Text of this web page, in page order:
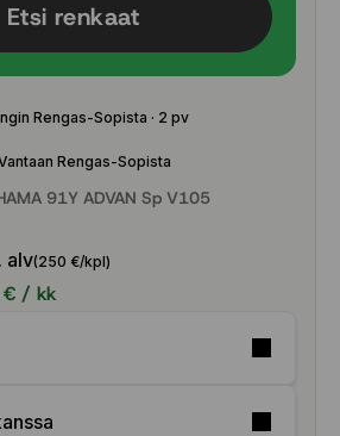
parantaa ohjaustuntumaa
Etsi renkaat
Rengas-Sopista · 2 pv
Rengas-Sopista
91Y ADVAN Sp V105
alv(250 €/kpl)
€ / kk